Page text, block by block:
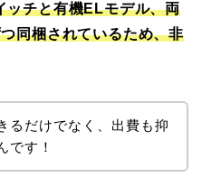
ッチと有機ELモデル、両
同梱されているため、非
るだけでなく、出費も抑
です！